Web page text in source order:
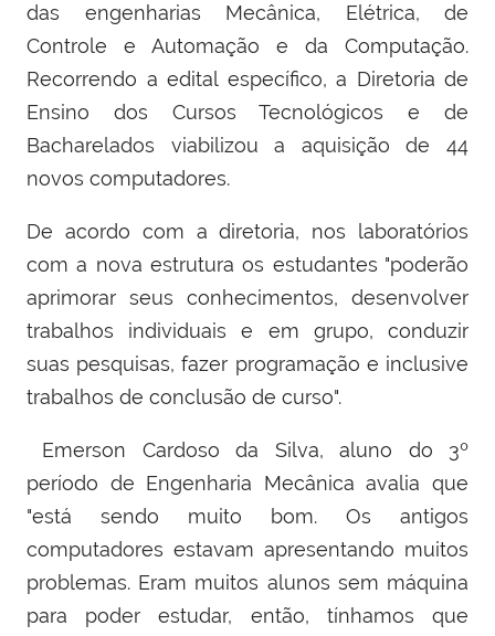
das engenharias Mecânica, Elétrica, de
Controle e Automação e da Computação.
Recorrendo a edital específico, a Diretoria de
Ensino dos Cursos Tecnológicos e de
Bacharelados viabilizou a aquisição de 44
novos computadores.
De acordo com a diretoria, nos laboratórios
com a nova estrutura os estudantes "poderão
aprimorar seus conhecimentos, desenvolver
trabalhos individuais e em grupo, conduzir
suas pesquisas, fazer programação e inclusive
trabalhos de conclusão de curso".
Emerson Cardoso da Silva, aluno do 3º
período de Engenharia Mecânica avalia que
"está sendo muito bom. Os antigos
computadores estavam apresentando muitos
problemas. Eram muitos alunos sem máquina
para poder estudar, então, tínhamos que